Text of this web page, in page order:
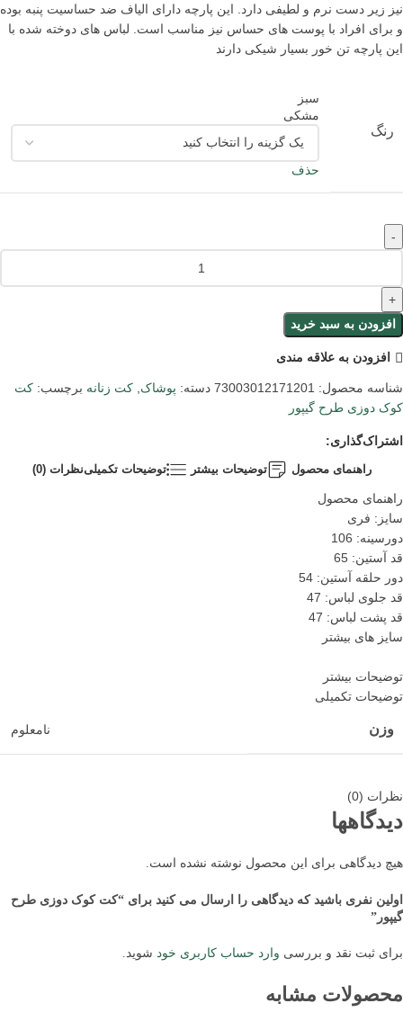
نیز زیر دست نرم و لطیفی دارد. این پارچه دارای الیاف ضد حساسیت پنبه بوده
و برای افراد با پوست های حساس نیز مناسب است. لباس های دوخته شده با
این پارچه تن خور بسیار شیکی دارند
رنگ
سبز
مشکی
حذف
افزودن به سبد خرید
افزودن به علاقه مندی
شناسه محصول: 73003012171201 دسته: پوشاک کت زنانه برچسب: کت
کوک دوزی طرح گیپور
اشتراک‌گذاری:
راهنمای محصول توضیحات بیشتر توضیحات تکمیلینظرات (0)
راهنمای محصول
سایز: فری
دورسینه: 106
قد آستین: 65
دور حلقه آستین: 54
قد جلوی لباس: 47
قد پشت لباس: 47
سایز های بیشتر
توضیحات بیشتر
توضیحات تکمیلی
وزن نامعلوم
نظرات (0)
دیدگاهها
هیچ دیدگاهی برای این محصول نوشته نشده است.
اولین نفری باشید که دیدگاهی را ارسال می کنید برای “کت کوک دوزی طرح
گیپور”
برای ثبت نقد و بررسی وارد حساب کاربری خود شوید.
محصولات مشابه